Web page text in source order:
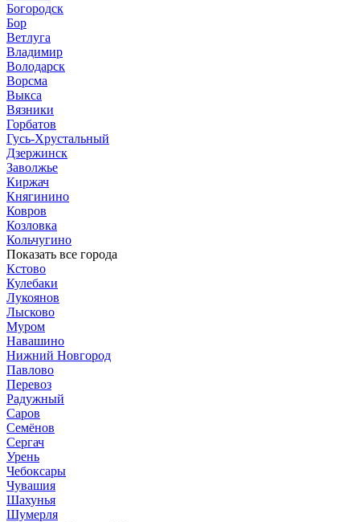
Богородск
Бор
Ветлуга
Владимир
Володарск
Ворсма
Выкса
Вязники
Горбатов
Гусь-Хрустальный
Дзержинск
Заволжье
Киржач
Княгинино
Ковров
Козловка
Кольчугино
Показать все города
Кстово
Кулебаки
Лукоянов
Лысково
Муром
Навашино
Нижний Новгород
Павлово
Перевоз
Радужный
Саров
Семёнов
Сергач
Урень
Чебоксары
Чувашия
Шахунья
Шумерля